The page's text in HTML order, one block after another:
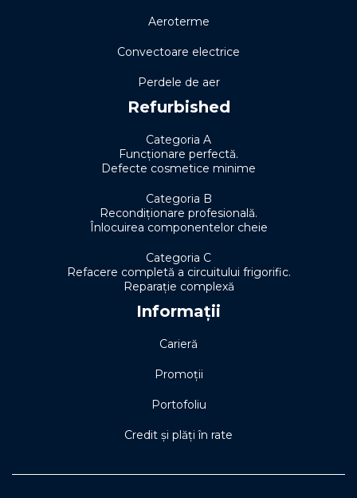
Aeroterme
Convectoare electrice
Perdele de aer
Refurbished
Categoria A
Funcționare perfectă.
Defecte cosmetice minime
Categoria B
Recondiționare profesională.
Înlocuirea componentelor cheie
Categoria C
Refacere completă a circuitului frigorific.
Reparație complexă
Informații
Carieră
Promoții
Portofoliu
Credit și plăți în rate